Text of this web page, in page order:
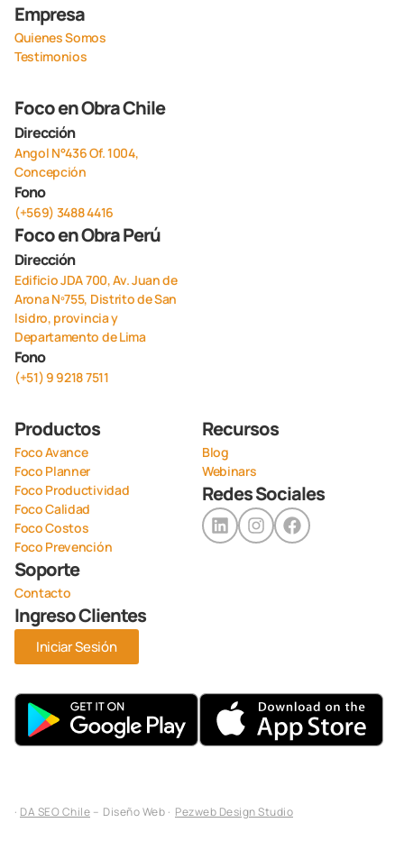
Empresa
Quienes Somos
Testimonios
Foco en Obra Chile
Dirección
Angol N°436 Of. 1004,
Concepción
Fono
(+569) 3488 4416
Foco en Obra Perú
Dirección
Edificio JDA 700, Av. Juan de
Arona Nº755, Distrito de San
Isidro, provincia y
Departamento de Lima
Fono
(+51) 9 9218 7511
Productos
Foco Avance
Foco Planner
Foco Productividad
Foco Calidad
Foco Costos
Foco Prevención
Soporte
Contacto
Ingreso Clientes
Iniciar Sesión
Recursos
Blog
Webinars
Redes Sociales
· DA SEO Chile – Diseño Web · Pezweb Design Studio